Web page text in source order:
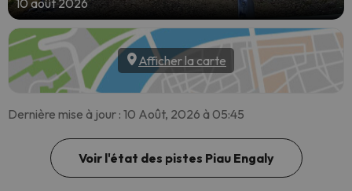
10 août 2026
Afficher la carte
Dernière mise à jour : 10 Août, 2026 à 05:45
Voir l'état des pistes Piau Engaly